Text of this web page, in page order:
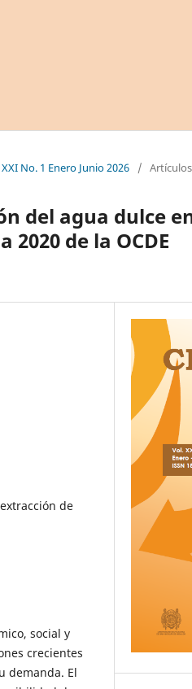
No. 1 Enero Junio 2026 / Artículos
del agua dulce
2020 de la OCDE
de
social y
crecientes
demanda. El